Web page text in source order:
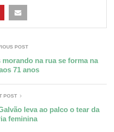
POST
na rua se forma na
71 anos
POST
leva ao palco o tear da
feminina